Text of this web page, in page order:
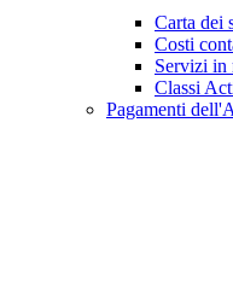
Carta dei
Costi
Servizi in
Classi
Pagamenti